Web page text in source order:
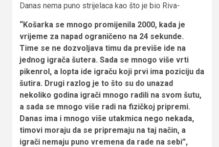
Danas nema puno strijelaca kao što je bio Riva-
“Košarka se mnogo promijenila 2000, kada je
vrijeme za napad ograničeno na 24 sekunde.
Time se ne dozvoljava timu da previše ide na
jednog igrača šutera. Sada se mnogo više vrti
pikenrol, a lopta ide igraču koji prvi ima poziciju da
šutira. Drugi razlog je to što su do unazad
nekoliko godina igrači mnogo radili na svom šutu,
a sada se mnogo više radi na fizičkoj pripremi.
Danas ima i mnogo više utakmica nego nekada,
timovi moraju da se pripremaju na taj način, a
igrači nemaju puno vremena da rade na sebi”,